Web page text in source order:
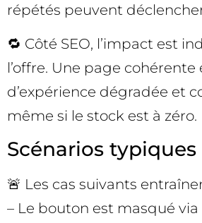
répétés peuvent
🔁 Côté SEO, l’impact est
l’offre. Une page
d’expérience dégradée et
même si le stock est à zéro.
Scénarios
🚨 Les cas suivants
– Le bouton est masqué via